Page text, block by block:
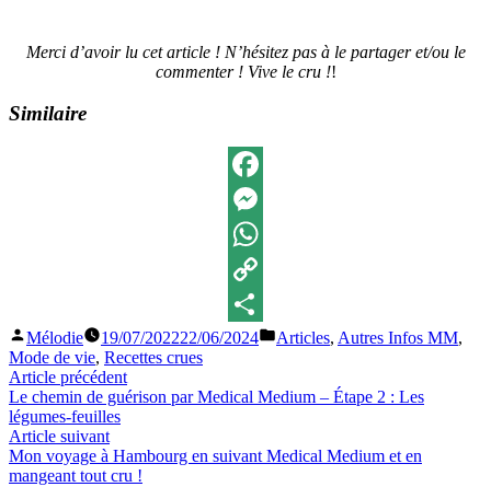
Merci d’avoir lu cet article ! N’hésitez pas à le partager et/ou le
commenter ! Vive le cru !!
Similaire
Facebook
Messenger
WhatsApp
Copy
Link
Partager
Publié
par
Mélodie 19/07/202222/06/2024
Publié
Articles, Autres Infos MM,
Mode de vie, Recettes crues
Navigation
de
l’article
Article précédentArticle
précédent :
Le chemin de guérison par Medical Medium – Étape 2 : Les
légumes-feuilles
Article suivantArticle
suivant
:
Mon voyage à Hambourg en suivant Medical Medium et en
mangeant tout cru !